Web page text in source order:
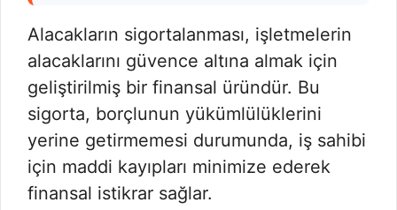
Alacakların sigortalanması, işletmelerin
alacaklarını güvence altına almak için
geliştirilmiş bir finansal üründür. Bu
sigorta, borçlunun yükümlülüklerini
yerine getirmemesi durumunda, iş sahibi
için maddi kayıpları minimize ederek
finansal istikrar sağlar.